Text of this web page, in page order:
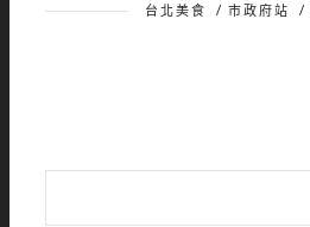
台北美食 / 市政府站 /